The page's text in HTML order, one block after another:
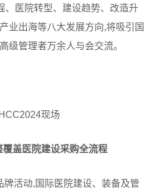
医院转型、建设趋势、改造升
业出海等八大发展方向,将吸引国
级管理者万余人与会交流。
现场
盖医院建设采购全流程
活动,国际医院建设、装备及管